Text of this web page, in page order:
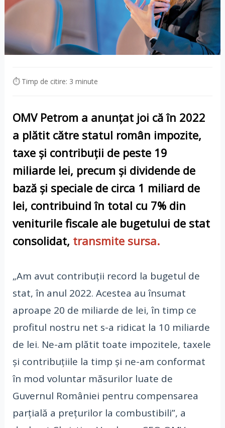
⏱ Timp de citire: 3 minute
OMV Petrom a anunţat joi că în 2022
a plătit către statul român impozite,
taxe şi contribuţii de peste 19
miliarde lei, precum şi dividende de
bază şi speciale de circa 1 miliard de
lei, contribuind în total cu 7% din
veniturile fiscale ale bugetului de stat
consolidat, transmite sursa.
„Am avut contribuţii record la bugetul de
stat, în anul 2022. Acestea au însumat
aproape 20 de miliarde de lei, în timp ce
profitul nostru net s-a ridicat la 10 miliarde
de lei. Ne-am plătit toate impozitele, taxele
şi contribuţiile la timp şi ne-am conformat
în mod voluntar măsurilor luate de
Guvernul României pentru compensarea
parţială a preţurilor la combustibili”, a